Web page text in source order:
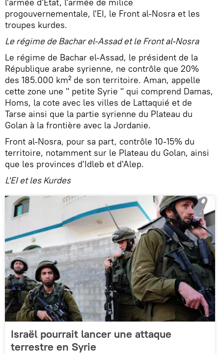
progouvernementale, l'EI, le Front al-Nosra et les
troupes kurdes.
Le régime de Bachar el-Assad et le Front al-Nosra
Le régime de Bachar el-Assad, le président de la
République arabe syrienne, ne contrôle que 20%
des 185.000 km² de son territoire. Aman, appelle
cette zone une " petite Syrie " qui comprend Damas,
Homs, la cote avec les villes de Lattaquié et de
Tarse ainsi que la partie syrienne du Plateau du
Golan à la frontière avec la Jordanie.
Front al-Nosra, pour sa part, contrôle 10-15% du
territoire, notamment sur le Plateau du Golan, ainsi
que les provinces d'Idleb et d'Alep.
L'EI et les Kurdes
Israël pourrait lancer une attaque
terrestre en Syrie